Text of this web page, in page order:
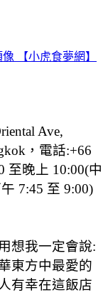
【小虎食夢網】
Ave,
，電話:+66
至晚上 10:00(中
7:45 至 9:00)
想我一定會說:
東方中最愛的
有幸在這飯店